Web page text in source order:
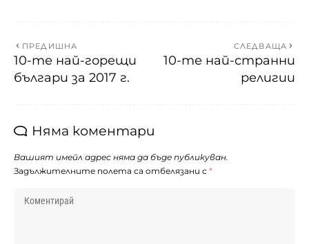
ПРЕДИШНА
10-те най-горещи
българи за 2017 г.
СЛЕДВАЩА
10-те най-странни
религии
Няма коментари
Вашият имейл адрес няма да бъде публикуван.
Задължителните полета са отбелязани с *